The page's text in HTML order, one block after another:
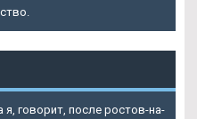
я, говорит, после ростов-на-